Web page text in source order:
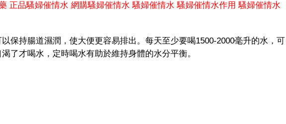
正品騷婦催情水 網購騷婦催情水 騷婦催情水 騷婦催情水作用 騷婦催情水
持腸道濕潤，使大便更容易排出。每天至少要喝1500-2000毫升的水，可
了才喝水，定時喝水有助於維持身體的水分平衡。